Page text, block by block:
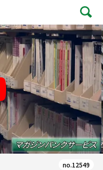
no.12549